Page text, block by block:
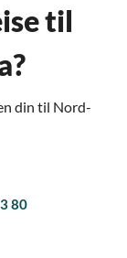
til
din til Nord-
80